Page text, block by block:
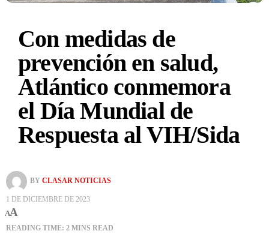
Con medidas de
prevención en salud,
Atlántico conmemora
el Día Mundial de
Respuesta al VIH/Sida
BY CLASAR NOTICIAS
1 DE DICIEMBRE DE 2023
AA
READING TIME: 2 MINS READ